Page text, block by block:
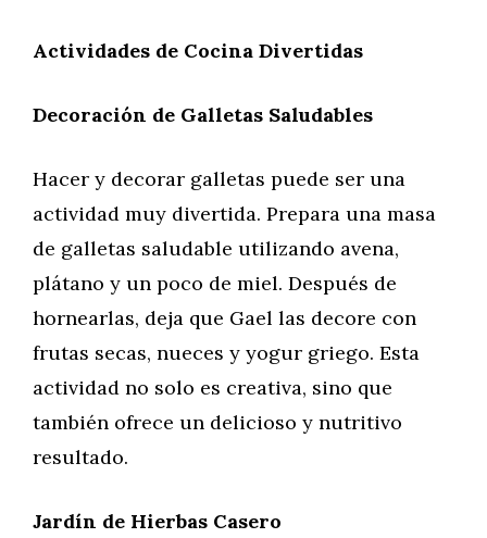
Actividades de Cocina Divertidas
Decoración de Galletas Saludables
Hacer y decorar galletas puede ser una
actividad muy divertida. Prepara una masa
de galletas saludable utilizando avena,
plátano y un poco de miel. Después de
hornearlas, deja que Gael las decore con
frutas secas, nueces y yogur griego. Esta
actividad no solo es creativa, sino que
también ofrece un delicioso y nutritivo
resultado.
Jardín de Hierbas Casero